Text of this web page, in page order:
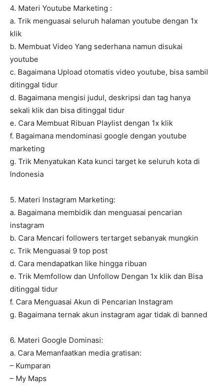
4. Materi Youtube Marketing :
a. Trik menguasai seluruh halaman youtube dengan 1x
klik
b. Membuat Video Yang sederhana namun disukai
youtube
c. Bagaimana Upload otomatis video youtube, bisa sambil
ditinggal tidur
d. Bagaimana mengisi judul, deskripsi dan tag hanya
sekali klik dan bisa ditinggal tidur
e. Cara Membuat Ribuan Playlist dengan 1x klik
f. Bagaimana mendominasi google dengan youtube
marketing
g. Trik Menyatukan Kata kunci target ke seluruh kota di
Indonesia
5. Materi Instagram Marketing:
a. Bagaimana membidik dan menguasai pencarian
instagram
b. Cara Mencari followers tertarget sebanyak mungkin
c. Trik Menguasai 9 top post
d. Cara mendapatkan like hingga ribuan
e. Trik Memfollow dan Unfollow Dengan 1x klik dan Bisa
ditinggal tidur
f. Cara Menguasai Akun di Pencarian Instagram
g. Bagaimana ternak akun instagram agar tidak di banned
6. Materi Google Dominasi:
a. Cara Memanfaatkan media gratisan:
– Kumparan
– My Maps